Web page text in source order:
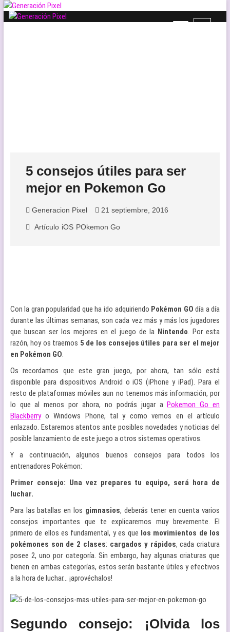
Saltar
B
5 consejos útiles para ser
mejor en Pokemon Go
Generacion Pixel 21 septiembre, 2016
Artículo iOS POkemon Go
Con la gran popularidad que ha ido adquiriendo Pokémon GOdía a día
durante las últimas semanas, son cada vez más y más los jugadores
que buscan ser los mejores en el juego de la Nintendo. Por esta
razón, hoy os traemos 5 de los consejos útiles para ser el mejor
en Pokémon GO.
Os recordamos que este gran juego, por ahora, tan sólo está
disponible para dispositivos Android o iOS (iPhone y iPad). Para el
resto de plataformas móviles aun no tenemos más información, por
lo que al menos por ahora, no podrás jugar aPokemon Go en
Blackberryo Windows Phone, tal y como vemos en el artículo
enlazado. Estaremos atentos ante posibles novedades y noticias del
posible lanzamiento de este juego a otros sistemas operativos.
Y a continuación, algunos buenos consejos para todos los
entrenadores Pokémon:
Primer consejo: Una vez prepares tu equipo, será hora de
luchar.
Para las batallas en los gimnasios, deberás tener en cuenta varios
consejos importantes que te explicaremos muy brevemente. El
primero de ellos es fundamental, y es que los movimientos de los
pokémones son de 2 clases: cargados y rápidos, cada criatura
posee 2, uno por categoría. Sin embargo, hay algunas criaturas que
tienen en ambas categorías, estos serán bastante útiles y efectivos
a la hora de luchar… ¡aprovéchalos!
Segundo consejo: ¡Olvida los